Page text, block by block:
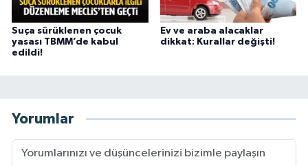
Suça sürüklenen çocuk
yasası TBMM’de kabul
edildi!
Ev ve araba alacaklar
dikkat: Kurallar değişti!
Yorumlar